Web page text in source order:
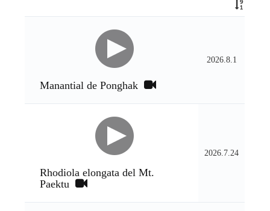
Manantial de Ponghak
2026.8.1
Rhodiola elongata del Mt.
Paektu
2026.7.24